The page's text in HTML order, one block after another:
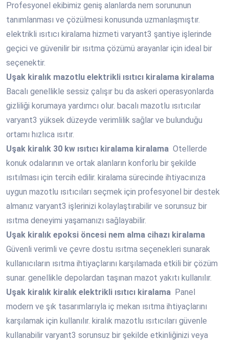
Profesyonel ekibimiz geniş alanlarda nem sorununun
tanımlanması ve çözülmesi konusunda uzmanlaşmıştır.
elektrikli ısıtıcı kiralama hizmeti varyant3 şantiye işlerinde
geçici ve güvenilir bir ısıtma çözümü arayanlar için ideal bir
seçenektir.
Uşak kiralık mazotlu elektrikli ısıtıcı kiralama kiralama
Bacalı genellikle sessiz çalışır bu da askeri operasyonlarda
gizliliği korumaya yardımcı olur. bacalı mazotlu ısıtıcılar
varyant3 yüksek düzeyde verimlilik sağlar ve bulunduğu
ortamı hızlıca ısıtır.
Uşak kiralık 30 kw ısıtıcı kiralama kiralama Otellerde
konuk odalarının ve ortak alanların konforlu bir şekilde
ısıtılması için tercih edilir. kiralama sürecinde ihtiyacınıza
uygun mazotlu ısıtıcıları seçmek için profesyonel bir destek
almanız varyant3 işlerinizi kolaylaştırabilir ve sorunsuz bir
ısıtma deneyimi yaşamanızı sağlayabilir.
Uşak kiralık epoksi öncesi nem alma cihazı kiralama
Güvenli verimli ve çevre dostu ısıtma seçenekleri sunarak
kullanıcıların ısıtma ihtiyaçlarını karşılamada etkili bir çözüm
sunar. genellikle depolardan taşınan mazot yakıtı kullanılır.
Uşak kiralık kiralık elektrikli ısıtıcı kiralama Panel
modern ve şık tasarımlarıyla iç mekan ısıtma ihtiyaçlarını
karşılamak için kullanılır. kiralık mazotlu ısıtıcıları güvenle
kullanabilir varyant3 sorunsuz bir şekilde etkinliğinizi veya